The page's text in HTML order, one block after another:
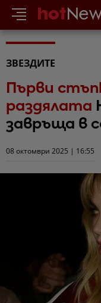
ЗВЕЗДИТЕ
Първи
раздялата
завръща в
08 октомври 2025 | 16:55